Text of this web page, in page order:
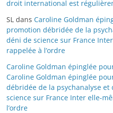
droit international est
SL dans Caroline Goldman
promotion débridée de la
déni de science sur France
rappelée à l’ordre
Caroline Goldman épinglée
Caroline Goldman épinglée
débridée de la psychanalyse et
science sur France Inter elle-
l’ordre